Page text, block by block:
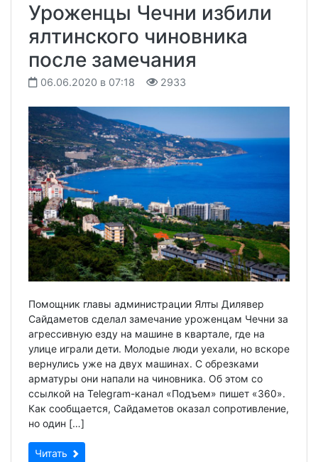
Уроженцы Чечни избили
ялтинского чиновника
после замечания
06.06.2020 в 07:18 2933
Помощник главы администрации Ялты Дилявер
Сайдаметов сделал замечание уроженцам Чечни за
агрессивную езду на машине в квартале, где на
улице играли дети. Молодые люди уехали, но вскоре
вернулись уже на двух машинах. С обрезками
арматуры они напали на чиновника. Об этом со
ссылкой на Telegram-канал «Подъем» пишет «360».
Как сообщается, Сайдаметов оказал сопротивление,
но один […]
Читать